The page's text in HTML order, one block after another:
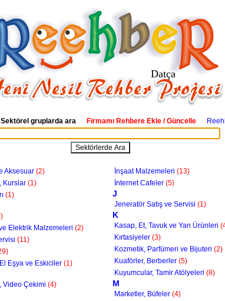
Datça
Sektörel gruplarda ara Firmamı Rehbere Ekle / Güncelle
Aksesuar (2)
Kurslar (1)
(1)
Elektrik Malzemeleri (2)
(11)
Eşya ve Eskiciler (1)
Video Çekimi (4)
İnşaat Malzemeleri (13)
İnternet Cafeler (5)
J
Jeneratör Satış ve Servisi (1)
K
Kasap, Et, Tavuk ve Yan Ürünleri
Kırtasiyeler (3)
Kozmetik, Parfümeri ve Bijuteri (2)
Kuaförler, Berberler (5)
Kuyumcular, Tamir Atölyeleri (8)
M
Marketler, Büfeler (4)